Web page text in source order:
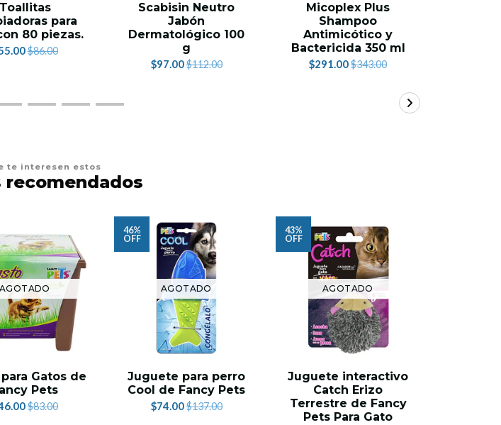
Toallitas
para
80 piezas.
$86.00
Scabisin Neutro
Jabón
Dermatológico 100
g
$97.00$112.00
Micoplex Plus
Shampoo
Antimicótico y
Bactericida 350 ml
$291.00$343.00
te interesen estos
recomendados
AGOTADO
para Gatos de
Pets
$83.00
46%
OFF
AGOTADO
Juguete para perro
Cool de Fancy Pets
$74.00$137.00
43%
OFF
AGOTADO
Juguete interactivo
Catch Erizo
Terrestre de Fancy
Pets Para Gato